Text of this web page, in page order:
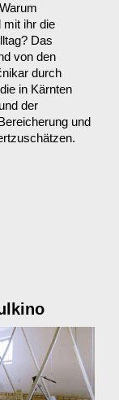
mit ihr die
Das
von den
durch
in Kärnten
der
und